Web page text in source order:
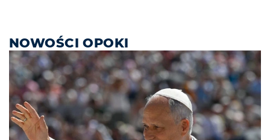
NOWOŚCI OPOKI